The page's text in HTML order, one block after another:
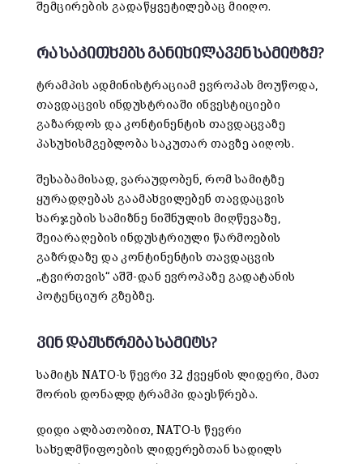
შემცირების გადაწყვეტილებაც მიიღო.
რა საკითხებს განიხილავენ სამიტზე?
ტრამპის ადმინისტრაციამ ევროპას მოუწოდა,
თავდაცვის ინდუსტრიაში ინვესტიციები
გაზარდოს და კონტინენტის თავდაცვაზე
პასუხისმგებლობა საკუთარ თავზე აიღოს.
შესაბამისად, ვარაუდობენ, რომ სამიტზე
ყურადღებას გაამახვილებენ თავდაცვის
ხარჯების სამიზნე ნიშნულის მიღწევაზე,
შეიარაღების ინდუსტრიული წარმოების
გაზრდაზე და კონტინენტის თავდაცვის
„ტვირთვის“ აშშ-დან ევროპაზე გადატანის
პოტენციურ გზებზე.
ვინ დაესწრება სამიტს?
სამიტს NATO-ს წევრი 32 ქვეყნის ლიდერი, მათ
შორის დონალდ ტრამპი დაესწრება.
დიდი ალბათობით, NATO-ს წევრი
სახელმწიფოების ლიდერებთან სადილს